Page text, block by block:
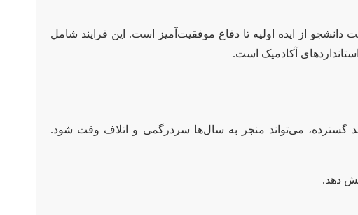
از ایده اولیه تا دفاع موفقیت‌آمیز است. این فرایند شامل
آکادمیک است.
می‌تواند منجر به سال‌ها سردرگمی و اتلاف وقت شود.